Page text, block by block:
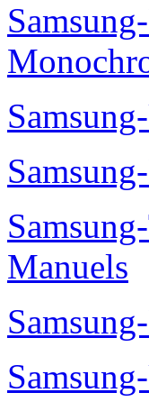
Manuels